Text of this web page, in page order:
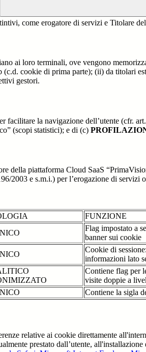
come erogatore di servizi e Titolare
ai loro terminali, ove vengono
cookie di prima parte); (ii) da titolari
gestori.
la navigazione dell’utente (cfr.
(scopi statistici); e di (c)
della piattaforma Cloud SaaS
2003 e s.m.i.) per l’erogazione di
FUNZIONE
Flag impostato a
banner sui cookie
Cookie di
informazioni lato
Contiene flag per
visite doppie a
Contiene la sigla
relative ai cookie direttamente
prestato dall’utente,